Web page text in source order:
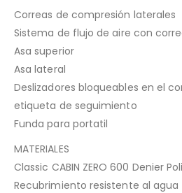
Correas de compresión laterales
Sistema de flujo de aire con
Asa superior
Asa lateral
Deslizadores bloqueables en el
etiqueta de seguimiento
Funda para portatil
MATERIALES
Classic CABIN ZERO 600 Denier
Recubrimiento resistente al agua